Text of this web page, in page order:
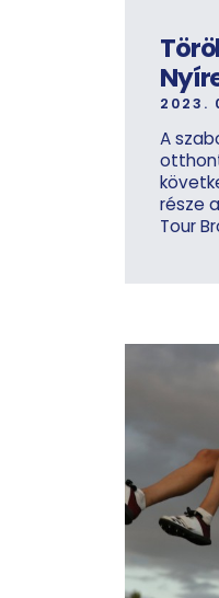
2023.
A
része
Tour